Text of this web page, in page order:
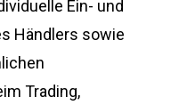
Ein- und
Händlers sowie
Trading,